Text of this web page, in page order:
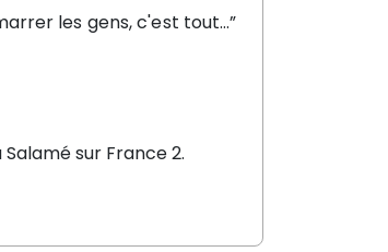
les gens, c'est tout…”
sur France 2.